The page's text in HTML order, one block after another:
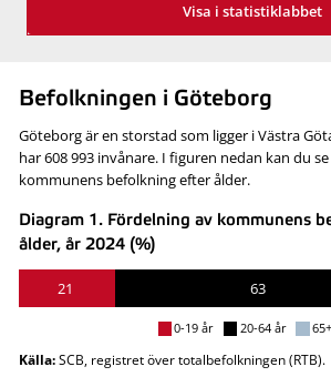
Visa i statistiklabbet
Befolkningen i Göteborg
Göteborg är en storstad som ligger i Västra
har 608 993 invånare. I figuren nedan kan du
kommunens befolkning efter ålder.
Diagram 1. Fördelning av kommunens
ålder, år 2024 (%)
21 63
0-19 år 20-64 år
Källa:SCB, registret över totalbefolkningen (RTB).